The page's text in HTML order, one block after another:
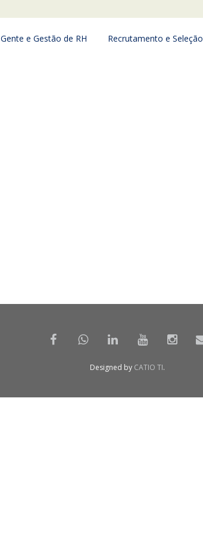
Gente e Gestão de RH Recrutamento e Seleção
Designed by CATIO TI.